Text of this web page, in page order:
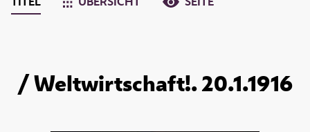
/ Weltwirtschaft!. 20.1.1916